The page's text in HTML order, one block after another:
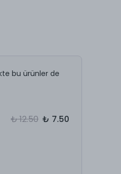
bu ürünler de
₺ 12.50 ₺ 7.50